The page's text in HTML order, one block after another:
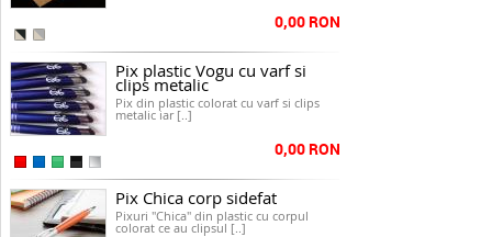
0,00 RON
Pix plastic Vogu cu varf si
clips metalic
Pix din plastic colorat cu varf si clips
metalic iar [..]
0,00 RON
Pix Chica corp sidefat
Pixuri "Chica" din plastic cu corpul
colorat ce au clipsul [..]